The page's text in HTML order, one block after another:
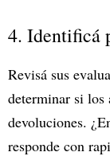
4. Identificá
Revisá sus
determinar si los
devoluciones.
responde con